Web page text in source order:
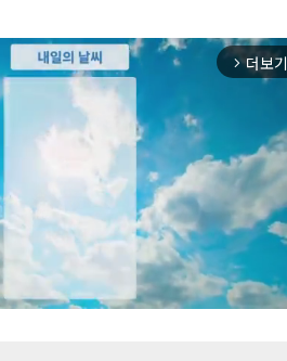
arrow_forward_ios 더보기